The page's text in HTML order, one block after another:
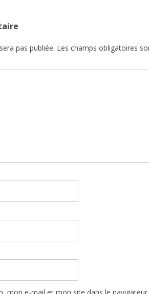
pas publiée. Les champs obligatoires
mon e-mail et mon site dans le